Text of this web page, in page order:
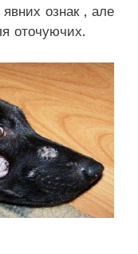
ознак , але
оточуючих.